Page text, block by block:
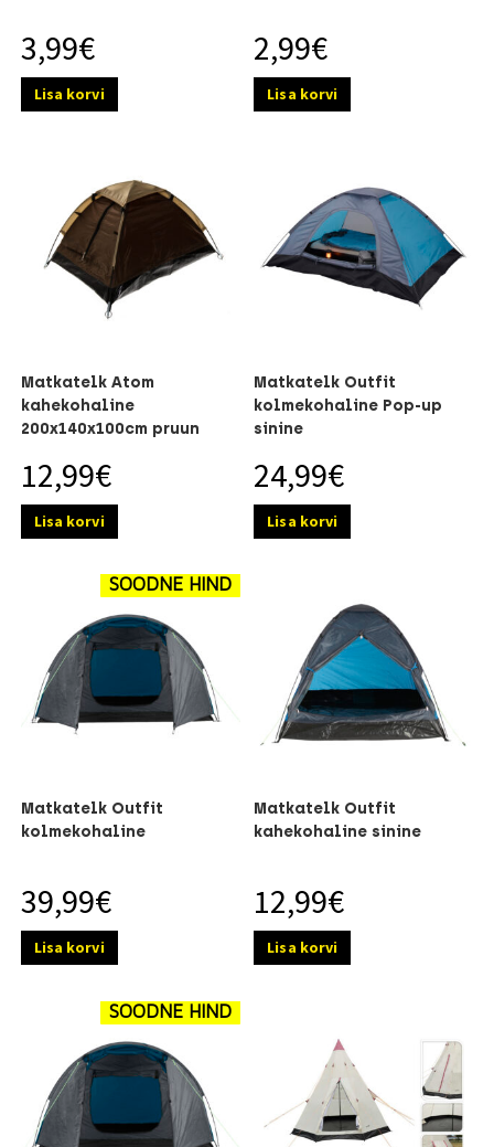
3,99€
Lisa korvi
2,99€
Lisa korvi
Matkatelk Atom
kahekohaline
200x140x100cm pruun
12,99€
Lisa korvi
Matkatelk Outfit
kolmekohaline Pop-up
sinine
24,99€
Lisa korvi
SOODNE HIND
Matkatelk Outfit
kolmekohaline
39,99€
Lisa korvi
Matkatelk Outfit
kahekohaline sinine
12,99€
Lisa korvi
SOODNE HIND